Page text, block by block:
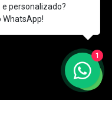
personalizado?
WhatsApp!
1